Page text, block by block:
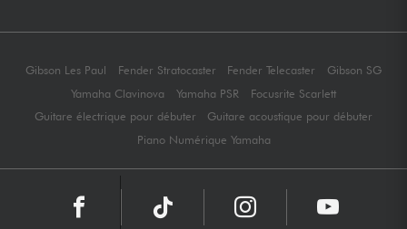
Gibson Les Paul Fender Stratocaster Fender Telecaster
Gibson SG
Yamaha Clavinova
Yamaha PSR
Focusrite Scarlett
Guitare électrique pour débuter
Guitare acoustique pour débuter
Piano Numérique Yamaha